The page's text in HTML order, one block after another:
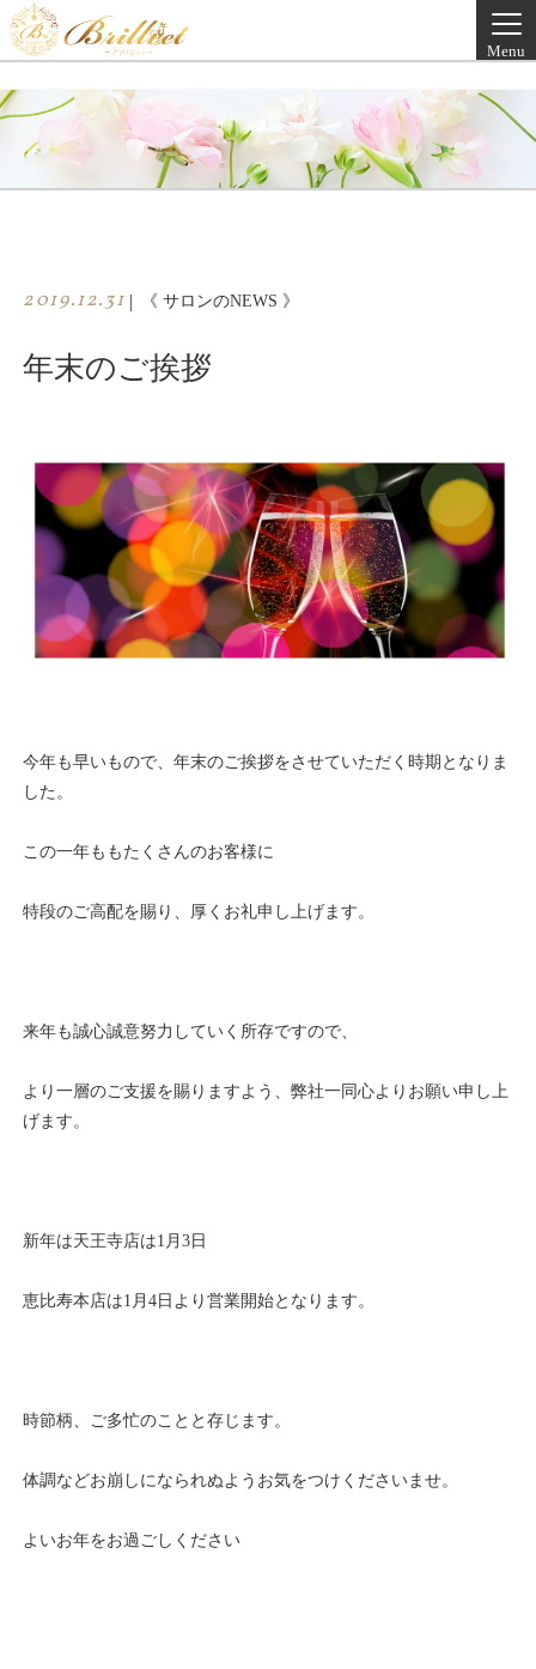
Menu
2019.12.31 | 《 サロンのNEWS 》
年末のご挨拶
今年も早いもので、年末のご挨拶をさせていただく時期となりま
した。
この一年ももたくさんのお客様に
特段のご高配を賜り、厚くお礼申し上げます。
来年も誠心誠意努力していく所存ですので、
より一層のご支援を賜りますよう、弊社一同心よりお願い申し上
げます。
新年は天王寺店は1月3日
恵比寿本店は1月4日より営業開始となります。
時節柄、ご多忙のことと存じます。
体調などお崩しになられぬようお気をつけくださいませ。
よいお年をお過ごしください